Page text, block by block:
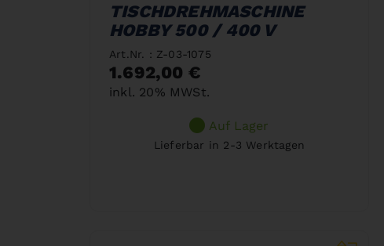
TISCHDREHMASCHINE
HOBBY 500 / 400 V
Art.Nr. : Z-03-1075
1.692,00 €
inkl. 20% MWSt.
Auf Lager
Lieferbar in 2-3 Werktagen